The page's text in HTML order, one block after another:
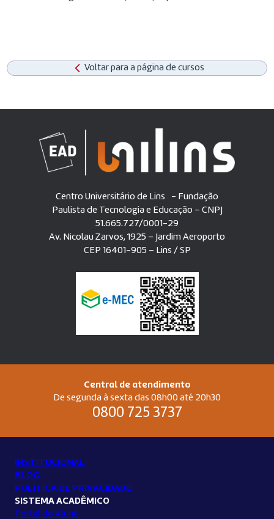
Voltar para a página de cursos
Centro Universitário de Lins - Fundação
Paulista de Tecnologia e Educação – CNPJ
51.665.727/0001-29
Av. Nicolau Zarvos, 1925 – Jardim Aeroporto
CEP 16401-905 – Lins / SP
Central de atendimento
De segunda à sexta das 08h00 até 20h30
0800 725 3737
INSTITUCIONAL
BLOG
POLÍTICA DE PRIVACIDADE
SISTEMA ACADÊMICO
Portal do Aluno